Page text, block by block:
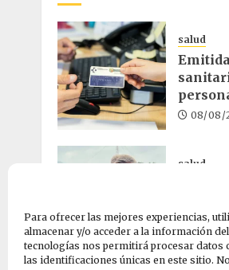
Para ofrecer las mejores experiencias,
almacenar y/o acceder a la información
tecnologías nos permitirá procesar datos
las identificaciones únicas en este sitio.
salud
08/08/
salud
07/08/